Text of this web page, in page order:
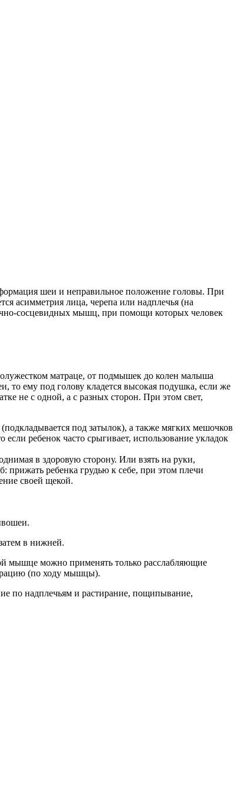
шеи и неправильное положение головы. При
асимметрия лица, черепа или надплечья (на
сосцевидных мышц, при помощи которых человек
матраце, от подмышек до колен малыша
ему под голову кладется высокая подушка, если же
не с одной, а с разных сторон. При этом свет,
под затылок), а также мягких мешочков
ребенок часто срыгивает, использование укладок
в здоровую сторону. Или взять на руки,
прижать ребенка грудью к себе, при этом плечи
своей щекой.
в нижней.
мышце можно применять только расслабляющие
(по ходу мышцы).
по надплечьям и растирание, пощипывание,